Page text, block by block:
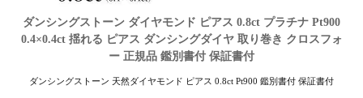
ダンシングストーン ダイヤモンド ピアス 0.8ct プラチナ Pt900
0.4×0.4ct 揺れる ピアス ダンシングダイヤ 取り巻き クロスフォ
ー 正規品 鑑別書付 保証書付
ダンシングストーン 天然ダイヤモンド ピアス 0.8ct Pt900 鑑別書付 保証書付